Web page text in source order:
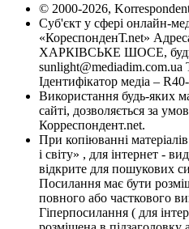
© 2000-2026,
Суб'єкт у сфері онлайн-
«КореспонденТ.net»
ХАРКІВСЬКЕ ШОСЕ,
sunlight@mediadim.com.ua
Ідентифікатор медіа –
Використання будь-яких
сайті, дозволяється за
Корреспондент.net.
При копіюванні
і світу» , для інтернет -
відкрите для пошукових
Посилання має бути
повного або часткового
Гіперпосилання ( для